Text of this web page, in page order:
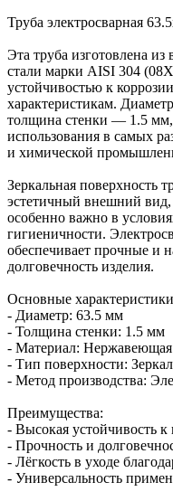
Труба электросварная
Эта труба изготовлена
стали марки AISI 304
устойчивостью к
характеристикам.
толщина стенки — 1.5 мм,
использования в самых
и химической
Зеркальная поверхность
эстетичный внешний вид,
особенно важно в
гигиеничности.
обеспечивает прочные и
долговечность изделия.
Основные
- Диаметр: 63.5 мм
- Толщина стенки: 1.5 мм
- Материал:
- Тип поверхности:
- Метод производства:
Преимущества:
- Высокая устойчивость к
- Прочность и
- Лёгкость в уходе
- Универсальность